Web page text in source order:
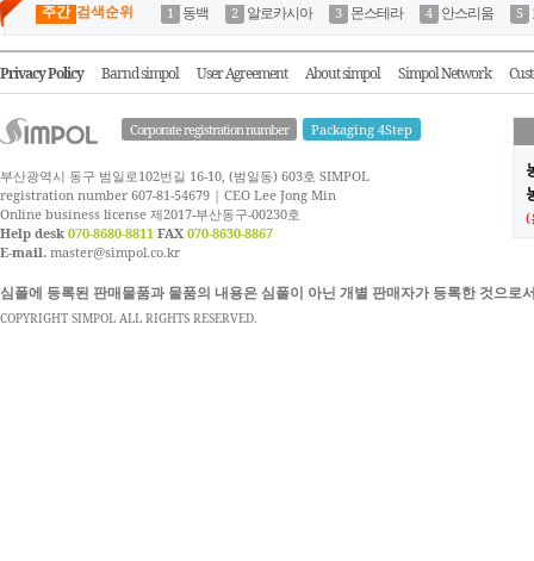
주간 검색순위 동백 알로카시아 몬스테라 안스리움
Privacy Policy Barnd simpol User Agreement About simpol Simpol Network
Corporate registration number Packaging 4Step
부산광역시 동구 범일로102번길 16-10, (범일동) 603호 SIMPOL
registration number 607-81-54679 | CEO Lee Jong Min
Online business license 제2017-부산동구-00230호
Help desk 070-8680-8811 FAX 070-8630-8867
E-mail. master@simpol.co.kr
(
심폴에 등록된 판매물품과 물품의 내용은 심폴이 아닌 개별 판매자가 등록한 것으
COPYRIGHT SIMPOL ALL RIGHTS RESERVED.